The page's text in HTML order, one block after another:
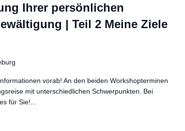
Ihrer persönlichen
| Teil 2 Meine Ziele
vorab! An den beiden Workshopterminen
mit unterschiedlichen Schwerpunkten. Bei
für Sie!...